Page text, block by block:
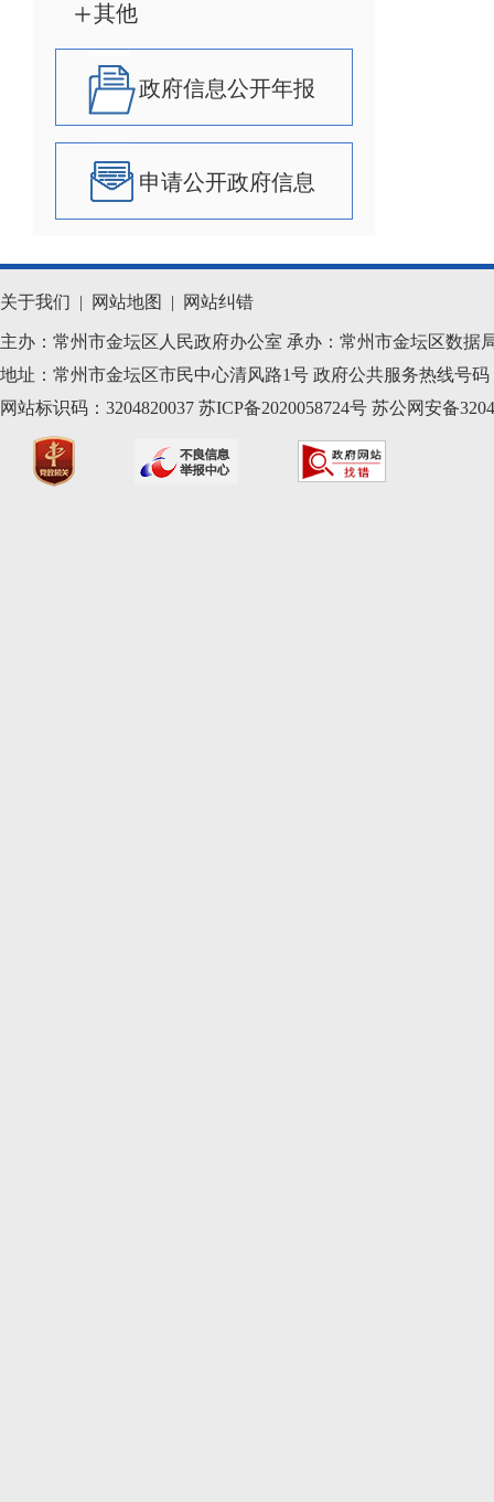
其他
政府信息公开年报
申请公开政府信息
关于我们 | 网站地图 | 网站纠错
主办：常州市金坛区人民政府办公室 承办：常州市金坛区数据
地址：常州市金坛区市民中心清风路1号 政府公共服务热线号码
网站标识码：3204820037 苏ICP备2020058724号 苏公网安备